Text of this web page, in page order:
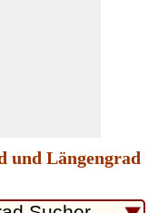
und Längengrad